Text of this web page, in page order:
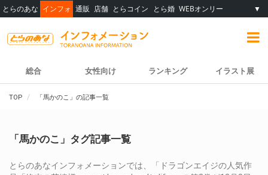
とらのあな インフォ 通販 店舗 とらコイン とら婚 WEBオンリー ▼
総合 女性向け ランキング イラスト展
TOP 「馬かのこ」の記事一覧
「馬かのこ」タグ記事一覧
とらのあなインフォメーションでは、「ドラゴンエイジの人気作